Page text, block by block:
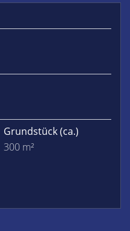
Grundstück(ca.)
300 m²